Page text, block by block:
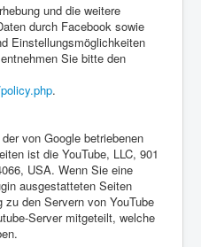
und die weitere
durch Facebook sowie
Einstellungsmöglichkeiten
Sie bitte den
.
von Google betriebenen
ist die YouTube, LLC, 901
USA. Wenn Sie eine
ausgestatteten Seiten
zu den Servern von YouTube
Server mitgeteilt, welche